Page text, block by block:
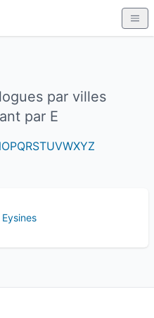
par villes
par E
OPQRSTUVWXYZ
Eysines